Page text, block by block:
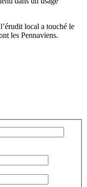
local a touché le
les Pennaviens.